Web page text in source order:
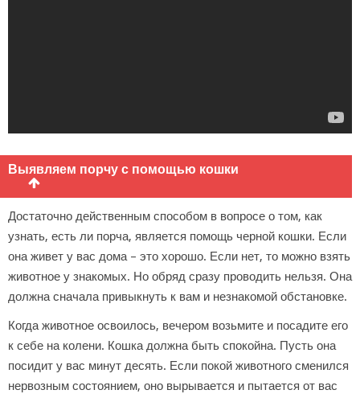
Выявляем порчу с помощью кошки
Достаточно действенным способом в вопросе о том, как
узнать, есть ли порча, является помощь черной кошки. Если
она живет у вас дома – это хорошо. Если нет, то можно взять
животное у знакомых. Но обряд сразу проводить нельзя. Она
должна сначала привыкнуть к вам и незнакомой обстановке.
Когда животное освоилось, вечером возьмите и посадите его
к себе на колени. Кошка должна быть спокойна. Пусть она
посидит у вас минут десять. Если покой животного сменился
нервозным состоянием, оно вырывается и пытается от вас